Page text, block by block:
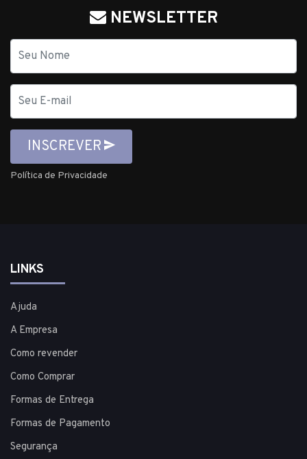
NEWSLETTER
mail
INSCREVER
Política de Privacidade
LINKS
Ajuda
A Empresa
Como revender
Como Comprar
Formas de Entrega
Formas de Pagamento
Segurança